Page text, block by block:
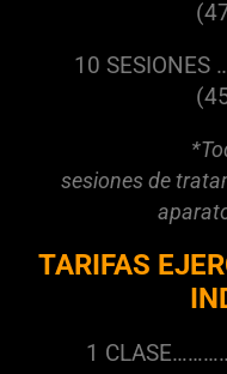
10
sesiones de
TARIFAS
1